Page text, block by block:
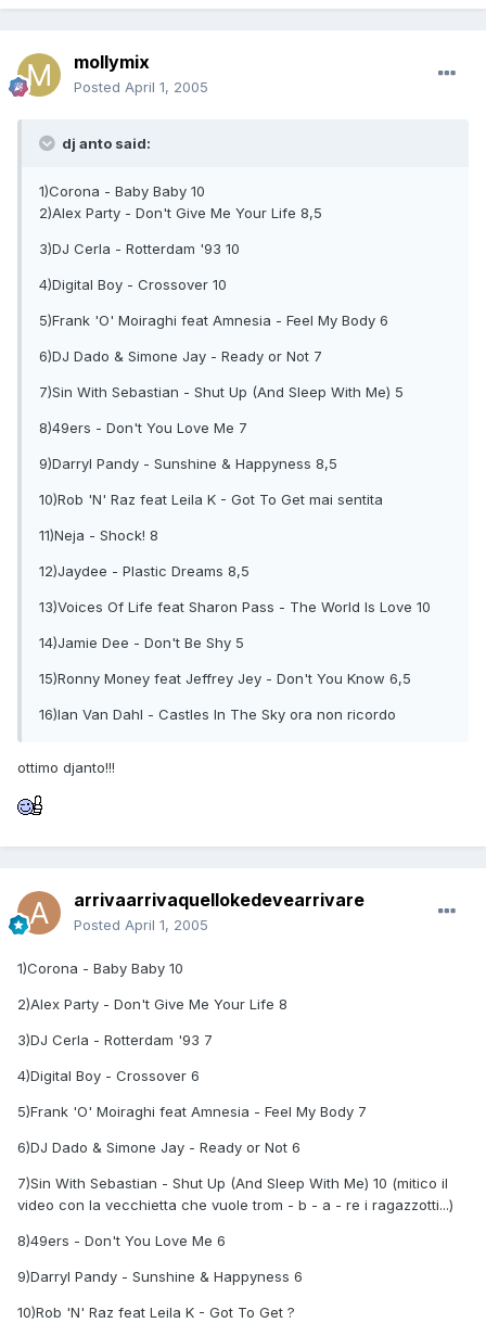
mollymix
Posted April 1, 2005
dj anto said:
1)Corona - Baby Baby 10
2)Alex Party - Don't Give Me Your Life 8,5
3)DJ Cerla - Rotterdam '93 10
4)Digital Boy - Crossover 10
5)Frank 'O' Moiraghi feat Amnesia - Feel My Body 6
6)DJ Dado & Simone Jay - Ready or Not 7
7)Sin With Sebastian - Shut Up (And Sleep With Me) 5
8)49ers - Don't You Love Me 7
9)Darryl Pandy - Sunshine & Happyness 8,5
10)Rob 'N' Raz feat Leila K - Got To Get mai sentita
11)Neja - Shock! 8
12)Jaydee - Plastic Dreams 8,5
13)Voices Of Life feat Sharon Pass - The World Is Love 10
14)Jamie Dee - Don't Be Shy 5
15)Ronny Money feat Jeffrey Jey - Don't You Know 6,5
16)Ian Van Dahl - Castles In The Sky ora non ricordo
ottimo djanto!!!
arrivaarrivaquellokedevearrivare
Posted April 1, 2005
1)Corona - Baby Baby 10
2)Alex Party - Don't Give Me Your Life 8
3)DJ Cerla - Rotterdam '93 7
4)Digital Boy - Crossover 6
5)Frank 'O' Moiraghi feat Amnesia - Feel My Body 7
6)DJ Dado & Simone Jay - Ready or Not 6
7)Sin With Sebastian - Shut Up (And Sleep With Me) 10 (mitico il
video con la vecchietta che vuole trom - b - a - re i ragazzotti...)
8)49ers - Don't You Love Me 6
9)Darryl Pandy - Sunshine & Happyness 6
10)Rob 'N' Raz feat Leila K - Got To Get ?